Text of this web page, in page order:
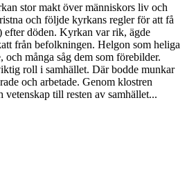
stor makt över människors liv och
och följde kyrkans regler för att få
efter döden. Kyrkan var rik, ägde
från befolkningen. Helgon som heliga
och många såg dem som förebilder.
roll i samhället. Där bodde munkar
och arbetade. Genom klostren
vetenskap till resten av samhället...